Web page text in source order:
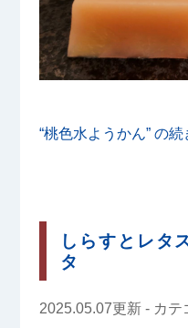
“桃色水ようかん” の続
しらすとレタ
タ
2025.05.07更新 - カテ